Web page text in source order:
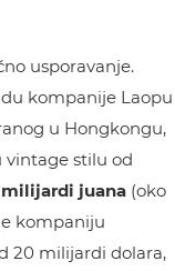
usporavanje.
kompanije Laopu
u Hongkongu,
vintage stilu od
milijardi juana (oko
kompaniju
20 milijardi dolara,